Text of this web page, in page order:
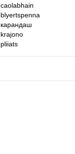
caolabhain
blyertspenna
карандаш
krajono
pliiats